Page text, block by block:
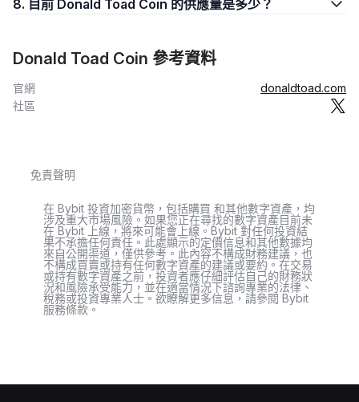
8. 目前 Donald Toad Coin 的供應量是多少？
Donald Toad Coin 參考資料
官網
donaldtoad.com
社區
免責聲明
在 Bybit 投資加密貨幣，包括購買 和其他數字資產，均
涉及重大市場風險。如果您正在尋找的數字資產目前未
在 Bybit 上線，將來可能會上線。Bybit 對任何投資結
果不承擔任何責任。此處顯示的定價信息和其他數據均
來自公開渠道，僅供參考。此內容不構成財務建議，也
不構成買賣或持有任何數字資產的建議或要約。在交易
或持有數字資產之前，投資者應仔細評估自己的財務狀
況和風險承受能力，並在適當情況下諮詢專業的法律、
稅務或投資專業人士。欲瞭解更多信息，請參閱 Bybit
服務條款。